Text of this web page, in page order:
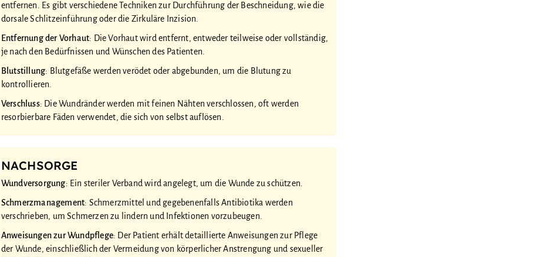
entfernen. Es gibt verschiedene Techniken zur Durchführung der Beschneidung, wie die
dorsale Schlitzeinführung oder die Zirkuläre Inzision.
Entfernung der Vorhaut: Die Vorhaut wird entfernt, entweder teilweise oder vollständig,
je nach den Bedürfnissen und Wünschen des Patienten.
Blutstillung: Blutgefäße werden verödet oder abgebunden, um die Blutung zu
kontrollieren.
Verschluss: Die Wundränder werden mit feinen Nähten verschlossen, oft werden
resorbierbare Fäden verwendet, die sich von selbst auflösen.
NACHSORGE
Wundversorgung: Ein steriler Verband wird angelegt, um die Wunde zu schützen.
Schmerzmanagement: Schmerzmittel und gegebenenfalls Antibiotika werden
verschrieben, um Schmerzen zu lindern und Infektionen vorzubeugen.
Anweisungen zur Wundpflege: Der Patient erhält detaillierte Anweisungen zur Pflege
der Wunde, einschließlich der Vermeidung von körperlicher Anstrengung und sexueller